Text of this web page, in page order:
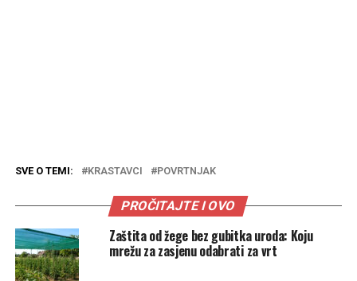
SVE O TEMI: KRASTAVCI POVRTNJAK
PROČITAJTE I OVO
Zaštita od žege bez gubitka uroda: Koju
mrežu za zasjenu odabrati za vrt